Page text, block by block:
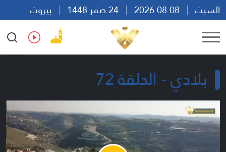
السبت
بيروت
06:06
Ar En Fr Es
بلادي - الحلقة 72